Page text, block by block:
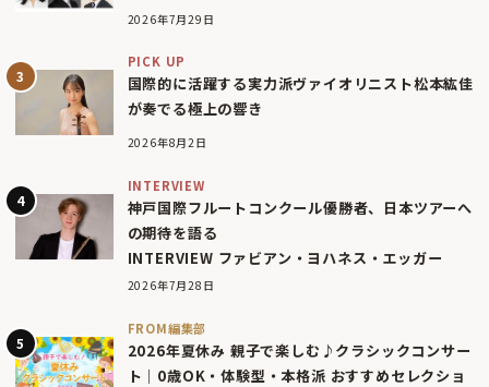
2026年7月29日
PICK UP
国際的に活躍する実力派ヴァイオリニスト松本紘佳
が奏でる極上の響き
2026年8月2日
INTERVIEW
神戸国際フルートコンクール優勝者、日本ツアーへ
の期待を語る
INTERVIEW ファビアン・ヨハネス・エッガー
2026年7月28日
FROM編集部
2026年夏休み 親子で楽しむ♪クラシックコンサー
ト｜0歳OK・体験型・本格派 おすすめセレクショ